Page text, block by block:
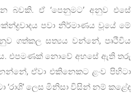
බවකි. ඒ ‘පෙනුමට’ අනුව එසේ
පවා නිර්මාණය වූයේ මේ
ගත්කල සත්‍යය වන්නේ, පෘථිවිය
එපමණක් නොවේ අහසේ ඇති තරු
ඒවා එකිනෙකට ළංව පිහිටා
‘රාශි’ ලෙස මිනිසා විසින් නම් කළේද